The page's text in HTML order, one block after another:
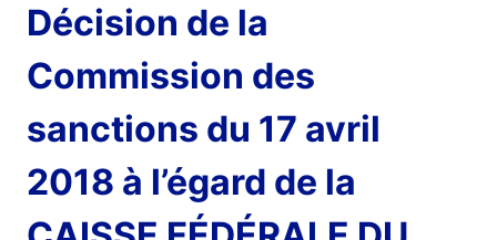
Décision de la
Commission des
sanctions du 17 avril
2018 à l’égard de la